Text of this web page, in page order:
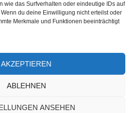
wie das Surfverhalten oder eindeutige IDs auf
du deine Einwilligung nicht erteilst oder
Merkmale und Funktionen beeinträchtigt
AKZEPTIEREN
ABLEHNEN
ANSEHEN